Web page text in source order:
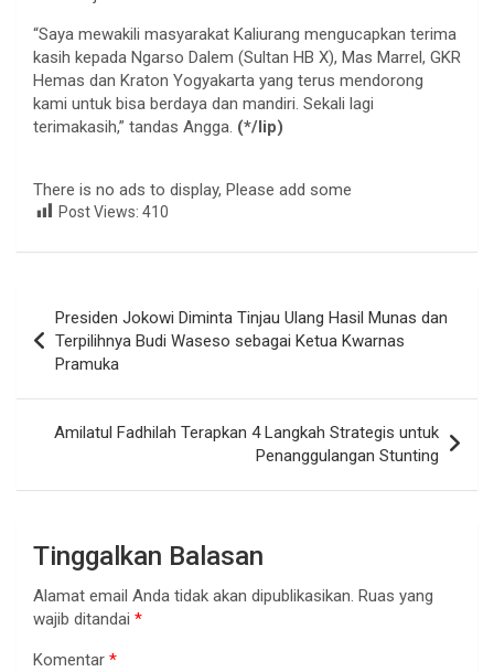
“Saya mewakili masyarakat Kaliurang mengucapkan terima
kasih kepada Ngarso Dalem (Sultan HB X), Mas Marrel, GKR
Hemas dan Kraton Yogyakarta yang terus mendorong
kami untuk bisa berdaya dan mandiri. Sekali lagi
terimakasih,” tandas Angga. (*/lip)
There is no ads to display, Please add some
Post Views: 410
pos
Presiden Jokowi Diminta Tinjau Ulang Hasil Munas dan
Terpilihnya Budi Waseso sebagai Ketua Kwarnas
Pramuka
Amilatul Fadhilah Terapkan 4 Langkah Strategis untuk
Penanggulangan Stunting
Tinggalkan Balasan
Alamat email Anda tidak akan dipublikasikan. Ruas yang
wajib ditandai *
Komentar *